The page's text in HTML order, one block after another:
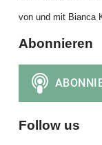
von und mit Bianca
Abonnieren
Follow us